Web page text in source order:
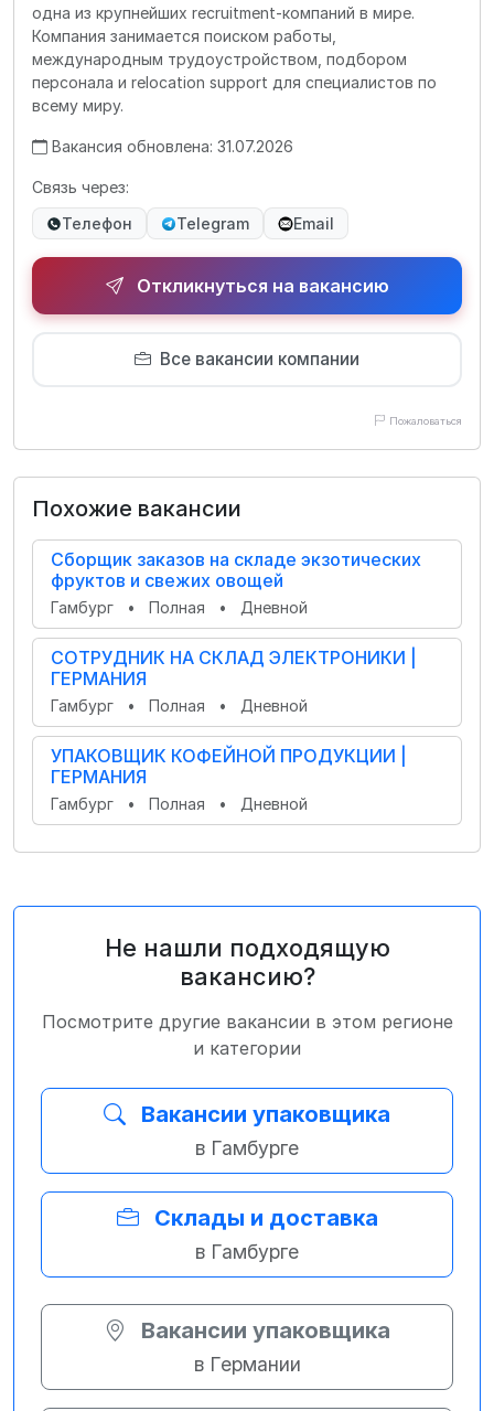
одна из крупнейших recruitment-компаний в мире.
Компания занимается поиском работы,
международным трудоустройством, подбором
персонала и relocation support для специалистов по
всему миру.
Вакансия обновлена: 31.07.2026
Связь через:
Телефон
Telegram Email
Откликнуться на вакансию
Все вакансии компании
Пожаловаться
Похожие вакансии
Сборщик заказов на складе экзотических
фруктов и свежих овощей
Гамбург • Полная • Дневной
СОТРУДНИК НА СКЛАД ЭЛЕКТРОНИКИ |
ГЕРМАНИЯ
Гамбург • Полная • Дневной
УПАКОВЩИК КОФЕЙНОЙ ПРОДУКЦИИ |
ГЕРМАНИЯ
Гамбург • Полная • Дневной
Не нашли подходящую
вакансию?
Посмотрите другие вакансии в этом регионе
и категории
Вакансии упаковщика
в Гамбурге
Склады и доставка
в Гамбурге
Вакансии упаковщика
в Германии